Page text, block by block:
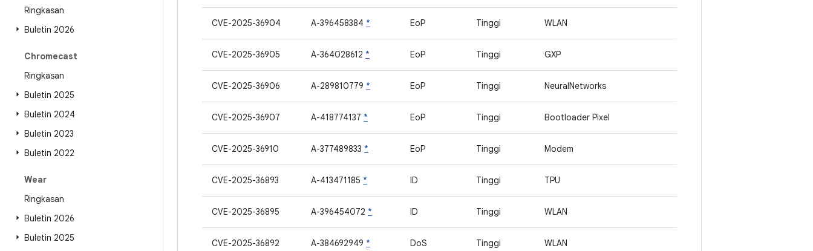
Ringkasan
Buletin 2026
Chromecast
Ringkasan
Buletin 2025
Buletin 2024
Buletin 2023
Buletin 2022
Wear
Ringkasan
Buletin 2026
Buletin 2025
CVE-2025-36904 A-396458384 * EoP Tinggi WLAN
CVE-2025-36905 A-364028612 * EoP Tinggi GXP
CVE-2025-36906 A-289810779 * EoP Tinggi NeuralNetworks
CVE-2025-36907 A-418774137 * EoP Tinggi Bootloader Pixel
CVE-2025-36910 A-377489833 * EoP Tinggi Modem
CVE-2025-36893 A-413471185 * ID Tinggi TPU
CVE-2025-36895 A-396454072 * ID Tinggi WLAN
CVE-2025-36892 A-384692949 * DoS Tinggi WLAN